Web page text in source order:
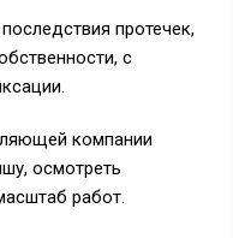
протечек,
с
компании
осмотреть
работ.